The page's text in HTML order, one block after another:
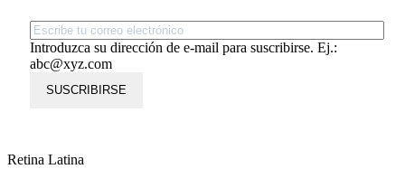
Introduzca su dirección de e-mail para suscribirse. Ej.:
abc@xyz.com
SUSCRIBIRSE
Retina Latina